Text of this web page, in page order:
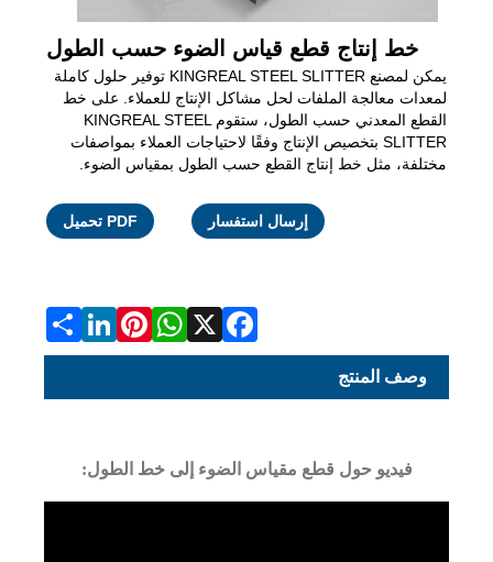
خط إنتاج قطع قياس الضوء حسب الطول
يمكن لمصنع KINGREAL STEEL SLITTER توفير حلول كاملة
لمعدات معالجة الملفات لحل مشاكل الإنتاج للعملاء. على خط
القطع المعدني حسب الطول، ستقوم KINGREAL STEEL
SLITTER بتخصيص الإنتاج وفقًا لاحتياجات العملاء بمواصفات
مختلفة، مثل خط إنتاج القطع حسب الطول بمقياس الضوء.
إرسال استفسار PDF تحميل
وصف المنتج
فيديو حول قطع مقياس الضوء إلى خط الطول: